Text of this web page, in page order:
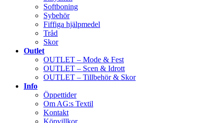
Softboning
Sybehör
Fiffiga hjälpmedel
Tråd
Skor
Outlet
OUTLET – Mode & Fest
OUTLET – Scen & Idrott
OUTLET – Tillbehör & Skor
Info
Öppettider
Om AG:s Textil
Kontakt